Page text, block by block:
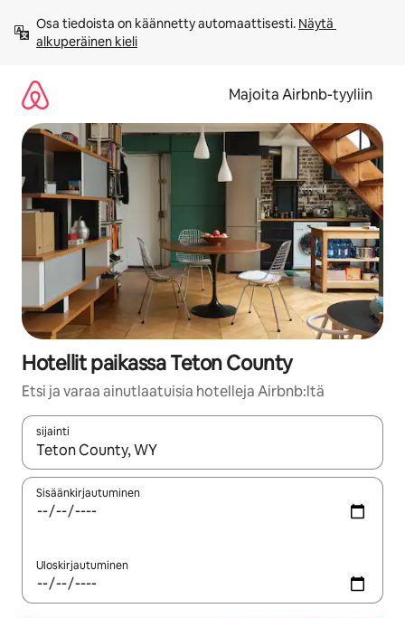
sisältö
väliin
Osa tiedoista on käännetty automaattisesti. Näytä
alkuperäinen kieli
Majoita Airbnb-tyyliin
Hotellit paikassa Teton County
Etsi ja varaa ainutlaatuisia hotelleja Airbnb:ltä
sijainti
Kun tulokset ovat saatavilla, navigoi ylös- ja alas-
Sisäänkirjautuminen
Uloskirjautuminen